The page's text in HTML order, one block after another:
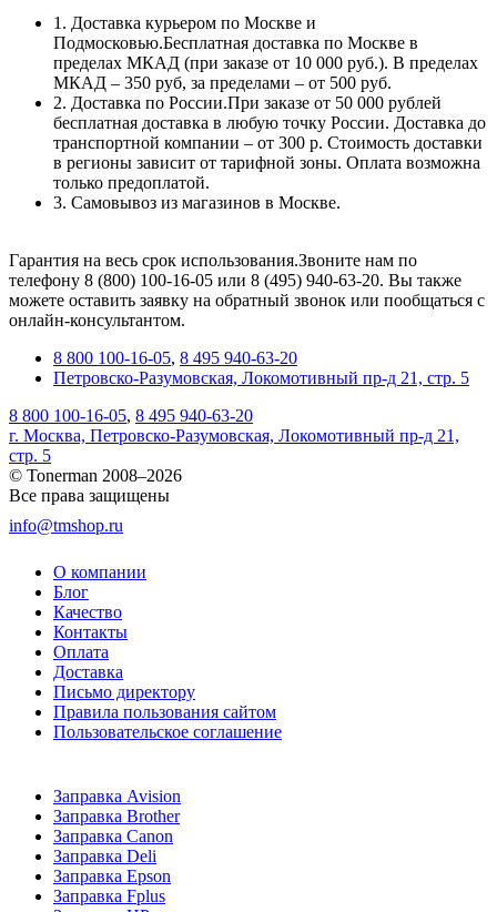
1. Доставка курьером по Москве и
Подмосковью.Бесплатная доставка по Москве в
пределах МКАД (при заказе от 10 000 руб.). В пределах
МКАД – 350 руб, за пределами – от 500 руб.
2. Доставка по России.При заказе от 50 000 рублей
бесплатная доставка в любую точку России. Доставка до
транспортной компании – от 300 р. Стоимость доставки
в регионы зависит от тарифной зоны. Оплата возможна
только предоплатой.
3. Самовывоз из магазинов в Москве.
Гарантия на весь срок использования.Звоните нам по
телефону 8 (800) 100-16-05 или 8 (495) 940-63-20. Вы также
можете оставить заявку на обратный звонок или пообщаться с
онлайн-консультантом.
8 800 100-16-05, 8 495 940-63-20
Петровско-Разумовская, Локомотивный пр-д 21, стр. 5
8 800 100-16-05, 8 495 940-63-20
г. Москва, Петровско-Разумовская, Локомотивный пр-д 21,
стр. 5
© Tonerman 2008–2026
Все права защищены
info@tmshop.ru
О компании
Блог
Качество
Контакты
Оплата
Доставка
Письмо директору
Правила пользования сайтом
Пользовательское соглашение
Заправка Avision
Заправка Brother
Заправка Canon
Заправка Deli
Заправка Epson
Заправка Fplus